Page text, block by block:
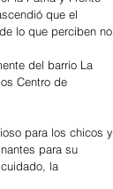
que el
lo que perciben no
del barrio La
Centro de
para los chicos y
para su
la